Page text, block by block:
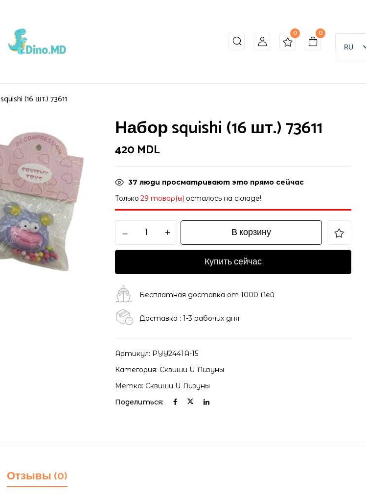
0 0
RU
(16 шт.) 73611
Набор squishi (16 шт.) 73611
420 MDL
37 люди просматривают это прямо сейчас
Только 29 товар(ы) осталось на складе!
В корзину
Купить сейчас
Бесплатная доставка от 1000 Лей
Доставка : 1-3 рабочих дня
Артикул: PYY2441A-15
Категория: Сквиши И Лизуны
Метка: Сквиши И Лизуны
Поделиться:
Отзывы (0)
Be the first to review “Набор squishi (16 шт.) 73611”
Ваша оценка
Сохранить моё имя, email и адрес сайта в этом браузере для последующих
моих комментариев.